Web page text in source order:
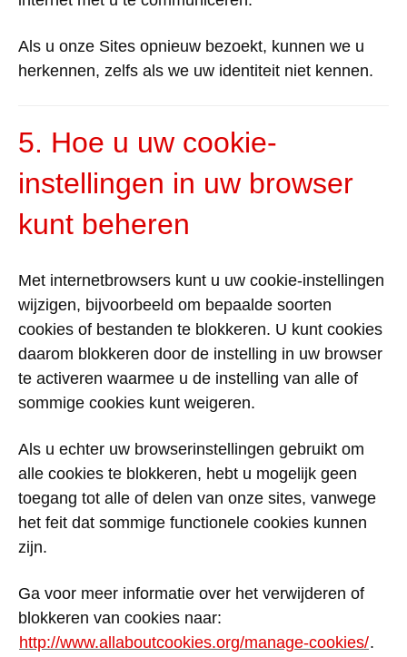
Als u onze Sites opnieuw bezoekt, kunnen we u
herkennen, zelfs als we uw identiteit niet kennen.
5. Hoe u uw cookie-
instellingen in uw browser
kunt beheren
Met internetbrowsers kunt u uw cookie-instellingen
wijzigen, bijvoorbeeld om bepaalde soorten
cookies of bestanden te blokkeren. U kunt cookies
daarom blokkeren door de instelling in uw browser
te activeren waarmee u de instelling van alle of
sommige cookies kunt weigeren.
Als u echter uw browserinstellingen gebruikt om
alle cookies te blokkeren, hebt u mogelijk geen
toegang tot alle of delen van onze sites, vanwege
het feit dat sommige functionele cookies kunnen
zijn.
Ga voor meer informatie over het verwijderen of
blokkeren van cookies naar:
http://www.allaboutcookies.org/manage-cookies/.